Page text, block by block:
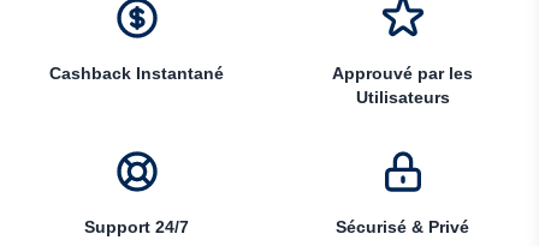
Cashback Instantané
Approuvé par les
Utilisateurs
Support 24/7 Sécurisé & Privé